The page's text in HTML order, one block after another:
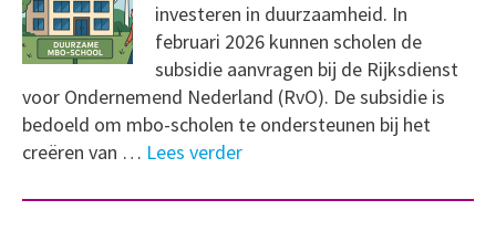
investeren in duurzaamheid. In
februari 2026 kunnen scholen de
subsidie aanvragen bij de Rijksdienst
voor Ondernemend Nederland (RvO). De subsidie is
bedoeld om mbo-scholen te ondersteunen bij het
creëren van … Lees verder